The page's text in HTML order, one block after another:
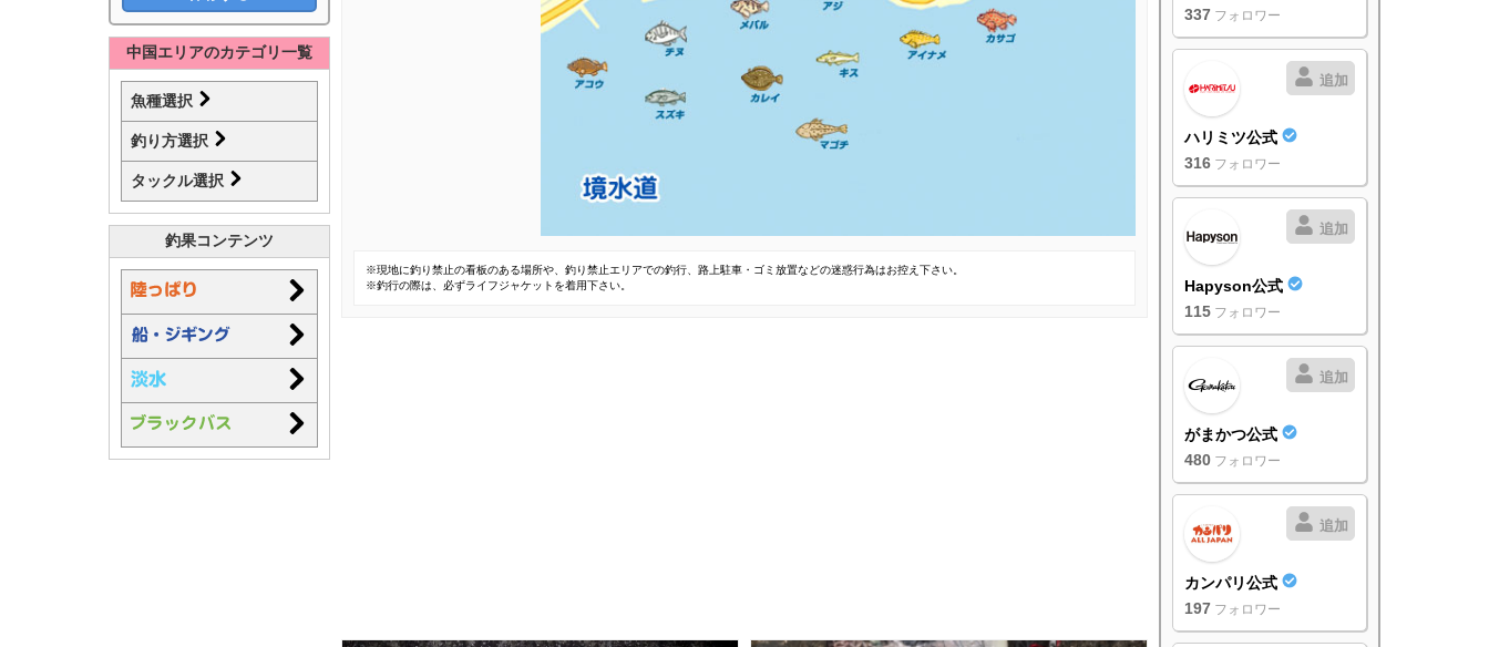
中国エリアのカテゴリ一覧
魚種選択
釣り方選択
タックル選択
釣果コンテンツ
※現地に釣り禁止の看板のある場所や、釣り禁止エリアでの釣行、路上駐車・ゴミ放置などの迷惑行為はお控え下さい。
※釣行の際は、必ずライフジャケットを着用下さい。
337 フォロワー
追加
ハリミツ公式
316 フォロワー
追加
Hapyson公式
115 フォロワー
追加
がまかつ公式
480 フォロワー
追加
カンパリ公式
197 フォロワー